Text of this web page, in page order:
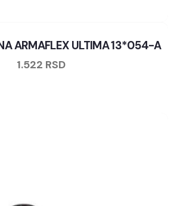
ARMAFLEX ULTIMA 13*054-A
1.522 RSD